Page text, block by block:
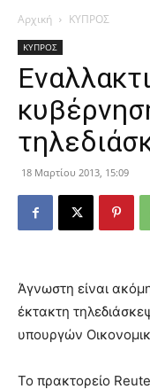
Αρχική ΚΥΠΡΟΣ
ΚΥΠΡΟΣ
18 Μαρτίου 2013, 15:09
Άγνωστη είναι
έκτακτη
υπουργών
Το πρακτορείο